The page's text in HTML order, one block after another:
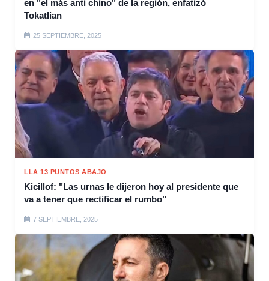
en "el más anti chino" de la región, enfatizó
Tokatlian
25 SEPTIEMBRE, 2025
LLA 13 PUNTOS ABAJO
Kicillof: "Las urnas le dijeron hoy al presidente que
va a tener que rectificar el rumbo"
7 SEPTIEMBRE, 2025